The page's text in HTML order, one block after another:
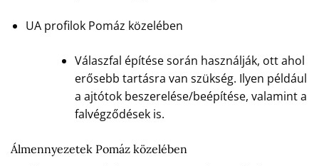
UA profilok Pomáz közelében
Válaszfal építése során használják, ott ahol
erősebb tartásra van szükség. Ilyen például
a ajtótok beszerelése/beépítése, valamint a
falvégződések is.
Álmennyezetek Pomáz közelében